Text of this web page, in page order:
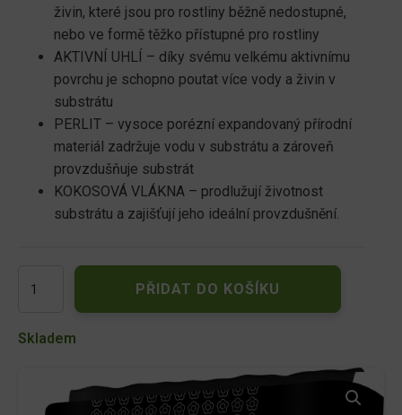
živin, které jsou pro rostliny běžně nedostupné,
nebo ve formě těžko přístupné pro rostliny
AKTIVNÍ UHLÍ – díky svému velkému aktivnímu
povrchu je schopno poutat více vody a živin v
substrátu
PERLIT – vysoce porézní expandovaný přírodní
materiál zadržuje vodu v substrátu a zároveň
provzdušňuje substrát
KOKOSOVÁ VLÁKNA – prodlužují životnost
substrátu a zajišťují jeho ideální provzdušnění.
PREMIUM
substrát
PŘIDAT DO KOŠÍKU
Skladem